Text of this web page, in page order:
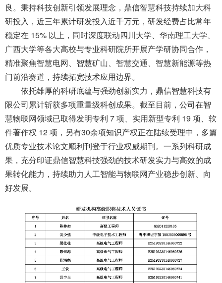
良。 秉持科技创新引领发展理念，鼎信智慧科技持续加大科
研投入，近三年累计研发投入近千万元，研发经费占比常年
稳定在 15% 以上，同时深度联动四川大学、华南理工大学、
广西大学等各大高校与专业科研院所开展产学研协同合作，
精准聚焦智慧电网、智慧矿山、智慧交通、智慧新能源等热
门前沿赛道，持续拓宽技术应用边界。
依托雄厚的科研底蕴与强劲创新实力，鼎信智慧科技有
限公司累计斩获多项重量级科创成果。截至目前，公司在智
慧物联网领域已取得发明专利 7 项、实用新型专利 19 项、软
件著作权 12 项，另有30余项知识产权正在陆续受理中，多篇
优质专业技术论文顺利刊登于行业权威期刊。 一系列科研成
果，充分印证鼎信智慧科技强劲的技术研发实力与高效的成
果转化能力，持续助力人工智能与物联网产业稳步创新、向
好发展。